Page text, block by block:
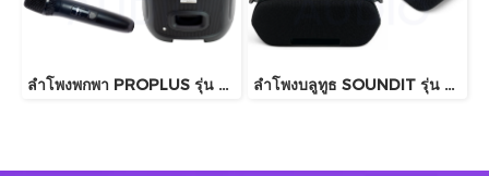
ลำโพงพกพา PROPLUS รุ่น GA8 บลูทูธ ลำโพงบลูทูธ SOUNDIT รุ่น S60 PRO